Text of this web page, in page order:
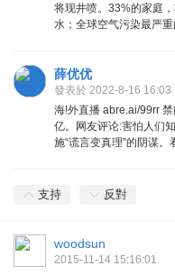
将现井喷。33%的家庭
水；全球空气污染最严
薛优优
發表於 2022-8-16 16:03
海!外直播 abre.ai/99rr
亿。网友评论:害怕人们
施“谎言变真理”的阴谋。
支持 反對
woodsun
2015-11-14 15:16:01